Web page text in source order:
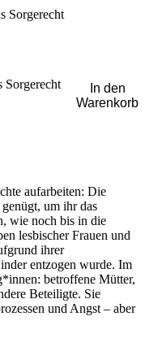
Sorgerecht
Sorgerecht
In den
Warenkorb
aufarbeiten: Die
um ihr das
wie noch bis in die
lesbischer Frauen und
ihrer
entzogen wurde. Im
betroffene Mütter,
Beteiligte. Sie
und Angst – aber